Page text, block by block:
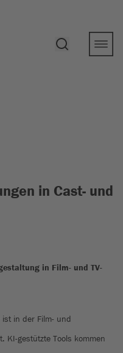
in Cast- und
in Film- und TV-
in der Film- und
KI-gestützte Tools kommen